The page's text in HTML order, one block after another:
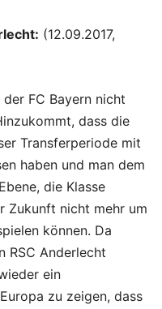
(12.09.2017,
FC Bayern nicht
dass die
Transferperiode mit
haben und man dem
die Klasse
Zukunft nicht mehr um
können. Da
RSC Anderlecht
ein
zu zeigen, dass